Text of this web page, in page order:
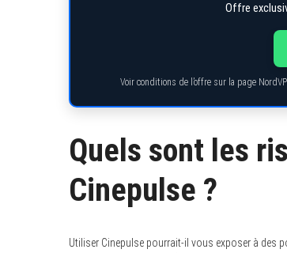
Offre
Voir conditions de l’offre sur la page
Quels sont les
Cinepulse ?
Utiliser Cinepulse pourrait-il vous exposer à des